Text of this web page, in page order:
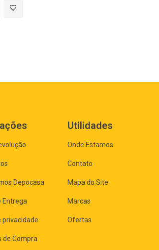
Depocasa
Entrega
privacidade
de Compra
Utilidades
Onde Estamos
Contato
Mapa do Site
Marcas
Ofertas